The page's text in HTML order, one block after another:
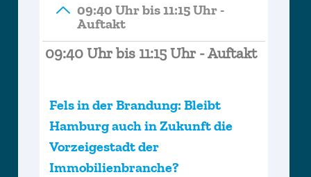
09:40 Uhr bis 11:15 Uhr -
Auftakt
09:40 Uhr bis 11:15 Uhr - Auftakt
Fels in der Brandung: Bleibt
Hamburg auch in Zukunft die
Vorzeigestadt der
Immobilienbranche?